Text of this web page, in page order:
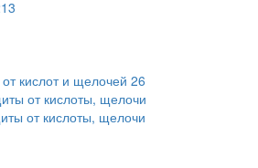
кислот и щелочей 26
от кислоты, щелочи
от кислоты, щелочи